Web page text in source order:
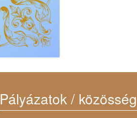
Pályázatok / közösség